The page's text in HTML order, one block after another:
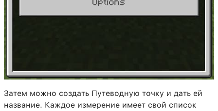
Затем можно создать Путеводную точку и дать ей
название. Каждое измерение имеет свой список